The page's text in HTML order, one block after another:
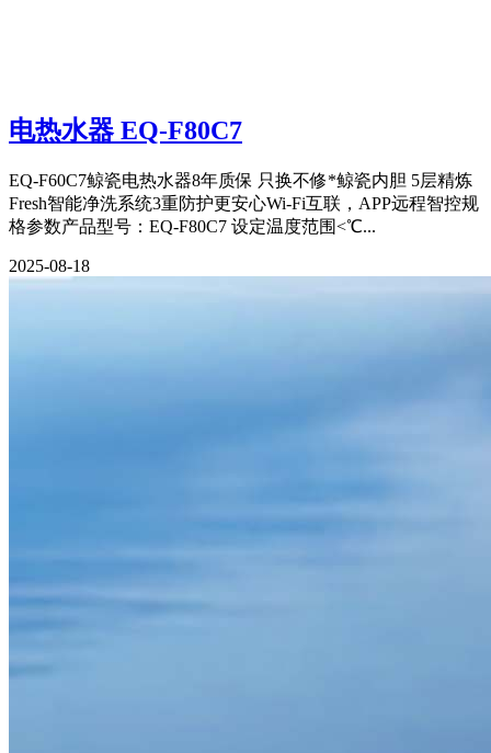
电热水器 EQ-F80C7
EQ-F60C7鲸瓷电热水器8年质保 只换不修*鲸瓷内胆 5层精炼
Fresh智能净洗系统3重防护更安心Wi-Fi互联，APP远程智控规
格参数产品型号：EQ-F80C7 设定温度范围<℃...
2025-08-18